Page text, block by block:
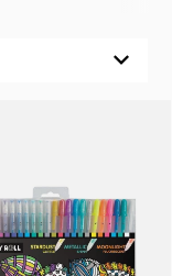
klare,
präzise
in einem
umfasst